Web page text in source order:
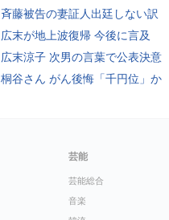
斉藤被告の妻証人出廷しない訳
広末が地上波復帰 今後に言及
広末涼子 次男の言葉で公表決意
桐谷さん がん後悔「千円位」か
芸能
芸能総合
音楽